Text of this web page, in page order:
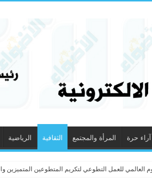
آراء حرة المرأة والمجتمع الثقافية الرياضية
العالمي للعمل التطوعي لتكريم المتطوعين المتميزين